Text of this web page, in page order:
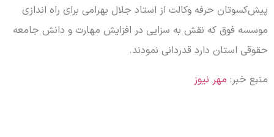
پیش‌کسوتان حرفه وکالت از استاد جلال بهرامی برای راه اندازی
موسسه فوق که نقش به سزایی در افزایش مهارت و دانش جامعه
حقوقی استان دارد قدردانی نمودند.
منبع خبر: مهر نیوز